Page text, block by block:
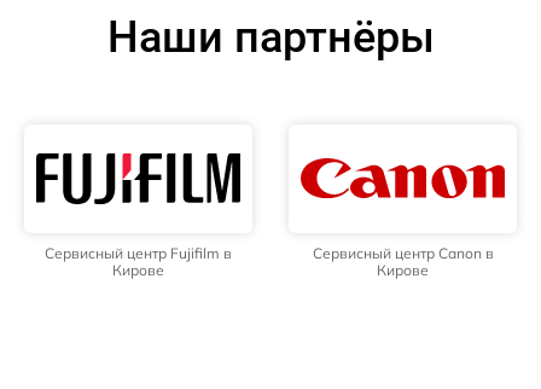
Наши партнёры
Сервисный центр Fujifilm в
Кирове
Сервисный центр Canon в
Кирове